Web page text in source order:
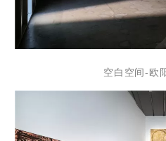
空白空间-欧